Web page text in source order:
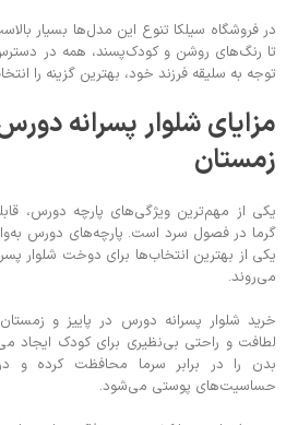
در فروشگاه سیلکا تنوع این مدل‌ها بسیار
تا رنگ‌های روشن و کودک‌پسند، همه در دسترس
توجه به سلیقه فرزند خود، بهترین گزینه را
مزایای شلوار پسرانه
زمستان
یکی از مهم‌ترین ویژگی‌های پارچه دورس،
گرما در فصول سرد است. پارچه‌های دورس
یکی از بهترین انتخاب‌ها برای دوخت شلوار
می‌روند.
خرید شلوار پسرانه دورس در پاییز و
لطافت و راحتی بی‌نظیری برای کودک ایجاد
بدن را در برابر سرما محافظت کرده و
حساسیت‌های پوستی می‌شود.